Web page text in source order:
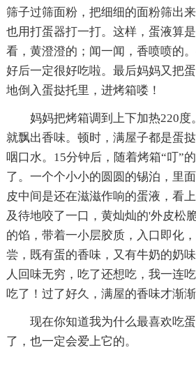
筛子过筛面粉，把细细的面粉筛出
也用打蛋器打一打。这样，蛋液算
看，黄澄澄的；闻一闻，香喷喷的
好后一定很好吃啦。最后妈妈又把
地倒入蛋挞托里，进烤箱喽！
妈妈把烤箱调到上下加热220度
就飘出香味。顿时，满屋子都是蛋
咽口水。15分钟后，随着烤箱“叮”
了。一个个小小的圆圆的锡泊，里
皮中间是还在滋滋作响的蛋液，看
及待地咬了一口，黄灿灿的'外皮松
的馅，带着一小层胶质，入口即化
尝，既有蛋的香味，又有牛奶的奶
人回味无穷，吃了还想吃，我一连
吃了！过了好久，满屋的香味才渐渐
现在你知道我为什么最喜欢吃
了，也一定会爱上它的。